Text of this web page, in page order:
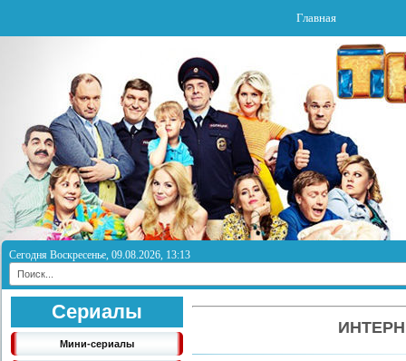
Главная
Сегодня Воскресенье, 09.08.2026, 13:13
Сериалы
Мини-сериалы